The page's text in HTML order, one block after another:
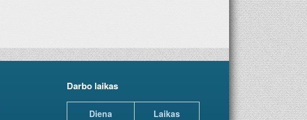
Darbo laikas
Diena Laikas